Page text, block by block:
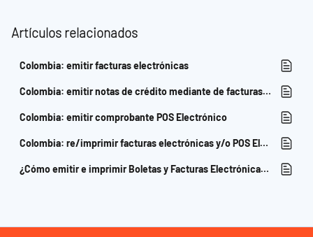
Artículos relacionados
Colombia: emitir facturas electrónicas
Colombia: emitir notas de crédito mediante de facturas electrónicas y/o POS Electrónico
Colombia: emitir comprobante POS Electrónico
Colombia: re/imprimir facturas electrónicas y/o POS Electrónico
¿Cómo emitir e imprimir Boletas y Facturas Electrónicas en Chile desde Fudo (SII)?